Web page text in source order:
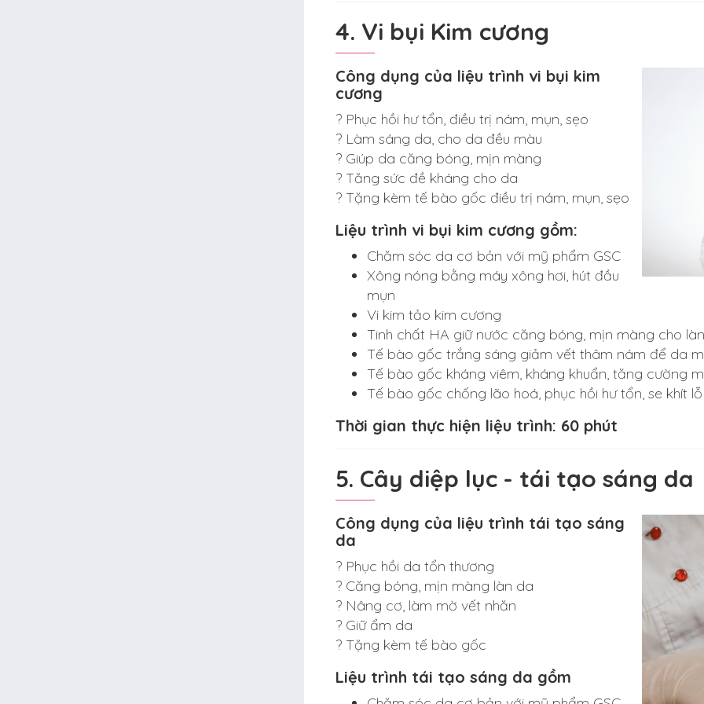
4. Vi bụi Kim cương
Công dụng của liệu trình vi bụi kim
cương
? Phục hồi hư tổn, điều trị nám, mụn, sẹo
? Làm sáng da, cho da đều màu
? Giúp da căng bóng, mịn màng
? Tăng sức đề kháng cho da
? Tặng kèm tế bào gốc điều trị nám, mụn, sẹo
Liệu trình vi bụi kim cương gồm:
Chăm sóc da cơ bản với mỹ phẩm GSC
Xông nóng bằng máy xông hơi, hút đầu
mụn
Vi kim tảo kim cương
Tinh chất HA giữ nước căng bóng, mịn màng cho
Tế bào gốc trắng sáng giảm vết thâm nám để da
Tế bào gốc kháng viêm, kháng khuẩn, tăng cường
Tế bào gốc chống lão hoá, phục hồi hư tổn, se khít
Thời gian thực hiện liệu trình: 60 phút
5. Cây diệp lục - tái tạo sáng da
Công dụng của liệu trình tái tạo sáng
da
? Phục hồi da tổn thương
? Căng bóng, mịn màng làn da
? Nâng cơ, làm mờ vết nhăn
? Giữ ẩm da
? Tặng kèm tế bào gốc
Liệu trình tái tạo sáng da gồm